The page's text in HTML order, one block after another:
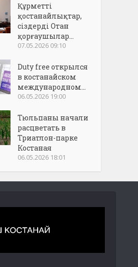
Құрметті
қостанайлықтар,
сіздерді Отан
қорғаушылар...
07.05.2026 09:10
Duty free открылся
в костанайском
международном...
06.05.2026 19:00
Тюльпаны начали
расцветать в
Триатлон-парке
Костаная
06.05.2026 18:01